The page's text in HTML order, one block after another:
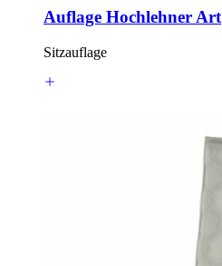
Auflage Hochlehner Art
Sitzauflage